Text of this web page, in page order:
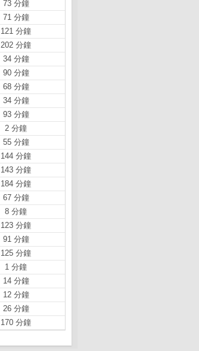
73 分鐘
71 分鐘
121 分鐘
202 分鐘
34 分鐘
90 分鐘
68 分鐘
34 分鐘
93 分鐘
2 分鐘
55 分鐘
144 分鐘
143 分鐘
184 分鐘
67 分鐘
8 分鐘
123 分鐘
91 分鐘
125 分鐘
1 分鐘
14 分鐘
12 分鐘
26 分鐘
170 分鐘